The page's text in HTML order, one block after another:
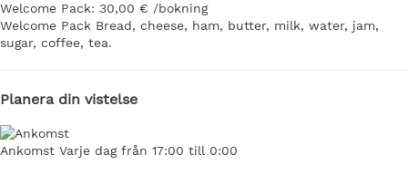
Welcome Pack: 30,00 € /bokning
Welcome Pack Bread, cheese, ham, butter, milk, water, jam,
sugar, coffee, tea.
Planera din vistelse
Ankomst Varje dag från 17:00 till 0:00